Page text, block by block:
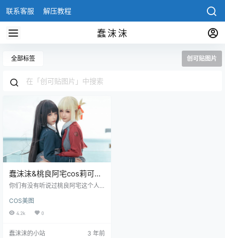
联系客服 解压教程
蠢沫沫
全部标签 创可贴图片
蠢沫沫&桃良阿宅cos莉可莉
丝创可贴图片资源欣赏
你们有没有听说过桃良阿宅这个人
一张都好美啊！似乎她和蠢沫沫很
熟，总是在她的作品里出现，看来
前途一定不可限量，她拍的照片风
COS美图
4.2k 0
蠢沫沫的小站 3 年前